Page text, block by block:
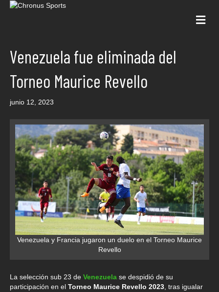
Venezuela fue eliminada del
Torneo Maurice Revello
junio 12, 2023
Venezuela y Francia jugaron un duelo en el Torneo Maurice
Revello
La selección sub 23 de Venezuela se despidió de su
participación en el Torneo Maurice Revello 2023, tras igualar